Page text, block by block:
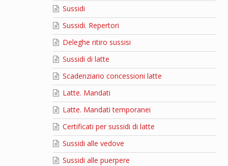
Sussidi
Sussidi. Repertori
Deleghe ritiro sussisi
Sussidi di latte
Scadenziario concessioni latte
Latte. Mandati
Latte. Mandati temporanei
Certificati per sussidi di latte
Sussidi alle vedove
Sussidi alle puerpere